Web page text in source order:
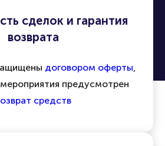
сделок и гарантия
возврата
договором оферты
предусмотрен
средств